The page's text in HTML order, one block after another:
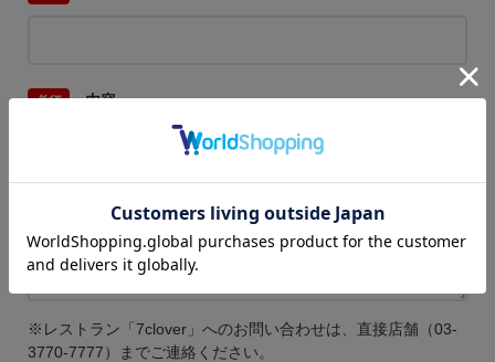
内容
※レストラン「7clover」へのお問い合わせは、直接店舗（03-
3770-7777）までご連絡ください。